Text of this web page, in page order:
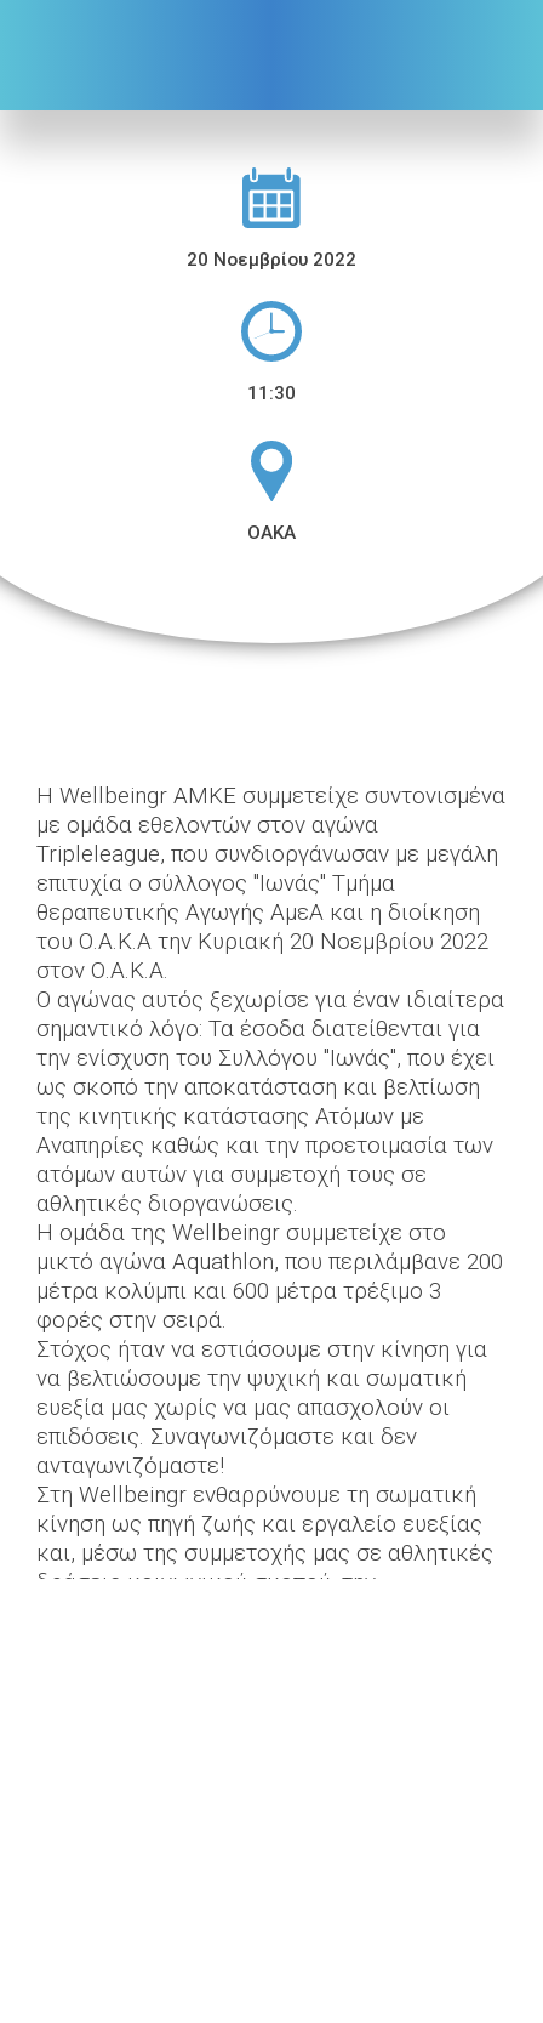
20 Νοεμβρίου 2022
11:30
ΟΑΚΑ
H Wellbeingr ΑΜΚΕ συμμετείχε συντονισμένα
με ομάδα εθελοντών στον αγώνα
Tripleleague, που συνδιοργάνωσαν με μεγάλη
επιτυχία ο σύλλογος "Ιωνάς" Τμήμα
θεραπευτικής Αγωγής ΑμεΑ και η διοίκηση
του Ο.Α.Κ.Α την Κυριακή 20 Νοεμβρίου 2022
στον Ο.Α.Κ.Α.
Ο αγώνας αυτός ξεχωρίσε για έναν ιδιαίτερα
σημαντικό λόγο: Τα έσοδα διατείθενται για
την ενίσχυση του Συλλόγου "Ιωνάς", που έχει
ως σκοπό την αποκατάσταση και βελτίωση
της κινητικής κατάστασης Ατόμων με
Αναπηρίες καθώς και την προετοιμασία των
ατόμων αυτών για συμμετοχή τους σε
αθλητικές διοργανώσεις.
H ομάδα της Wellbeingr συμμετείχε στο
μικτό αγώνα Aquathlon, που περιλάμβανε 200
μέτρα κολύμπι και 600 μέτρα τρέξιμο 3
φορές στην σειρά.
Στόχος ήταν να εστιάσουμε στην κίνηση για
να βελτιώσουμε την ψυχική και σωματική
ευεξία μας χωρίς να μας απασχολούν οι
επιδόσεις. Συναγωνιζόμαστε και δεν
ανταγωνιζόμαστε!
Στη Wellbeingr ενθαρρύνουμε τη σωματική
κίνηση ως πηγή ζωής και εργαλείο ευεξίας
και, μέσω της συμμετοχής μας σε αθλητικές
δράσεις κοινωνικού σκοπού, την